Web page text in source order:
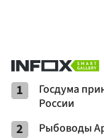
1
Госдума
России
2
Рыбоводы